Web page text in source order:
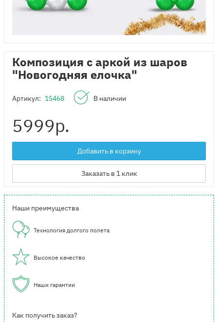
Композиция с аркой из шаров
"Новогодняя елочка"
Артикул: 15468 В наличии
5999р.
Добавить в корзину
Заказать в 1 клик
Наши преимущества
Технология долгого полета
Высокое качество
Наши гарантии
Как получить заказ?